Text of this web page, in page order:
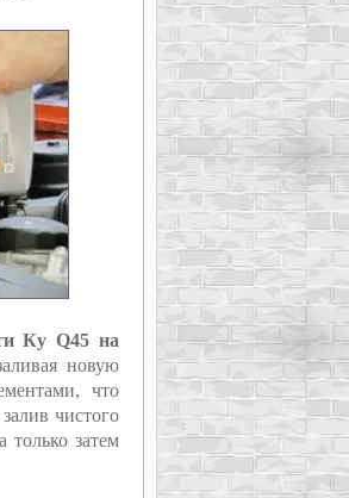
Ку Q45 на
новую
что
чистого
только затем